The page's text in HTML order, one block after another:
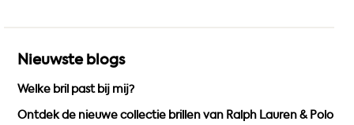
Nieuwste blogs
Welke bril past bij mij?
Ontdek de nieuwe collectie brillen van Ralph Lauren & Polo